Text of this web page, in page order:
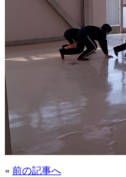
« 前の記事へ